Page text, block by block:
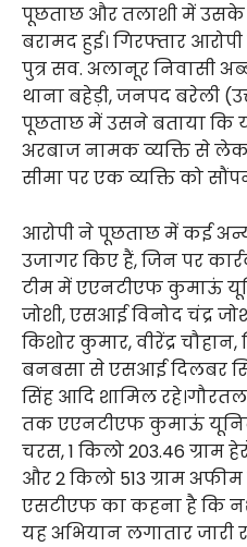
पूछताछ और तलाशी में उसके
बरामद हुई। गिरफ्तार
पुत्र सव. अलानूर निवासी
थाना बहेड़ी, जनपद बरेली
पूछताछ में उसने बताया कि
अरबाज नामक व्यक्ति से
सीमा पर एक व्यक्ति को
आरोपी ने पूछताछ में कई
उजागर किए हैं, जिन पर
टीम में एएनटीएफ कुमाऊं
जोशी, एसआई विनोद चंद्र
किशोर कुमार, वीरेंद्र
बनबसा से एसआई दिलबर
सिंह आदि शामिल
तक एएनटीएफ कुमाऊं यूनिट
चरस, 1 किलो 203.46 ग्राम
और 2 किलो 513 ग्राम
एसटीएफ का कहना है कि
यह अभियान लगातार जारी